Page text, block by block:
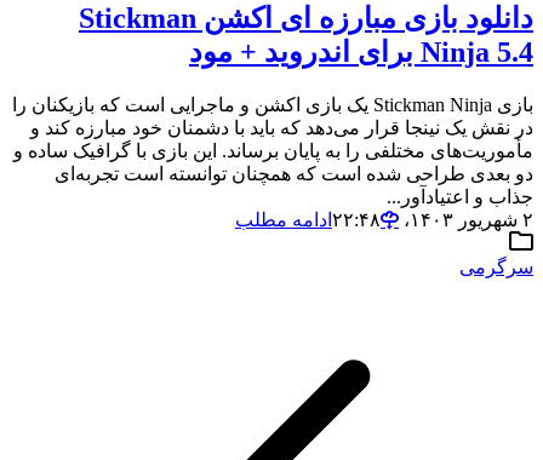
دانلود بازی مبارزه‌ ای اکشن Stickman
Ninja 5.4 برای اندروید + مود
بازی Stickman Ninja یک بازی اکشن و ماجرایی است که بازیکنان را
در نقش یک نینجا قرار می‌دهد که باید با دشمنان خود مبارزه کند و
مأموریت‌های مختلفی را به پایان برساند. این بازی با گرافیک ساده و
دو بعدی طراحی شده است که همچنان توانسته است تجربه‌ای
جذاب و اعتیادآور...
۲ شهریور ۱۴۰۳،‏ ۲۲:۴۸
ادامه مطلب
سرگرمی